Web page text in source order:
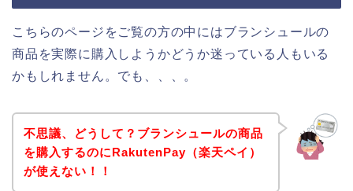
こちらのページをご覧の方の中にはブランシュールの
商品を実際に購入しようかどうか迷っている人もいる
かもしれません。でも、、、。
不思議、どうして？ブランシュールの商品
を購入するのにRakutenPay（楽天ペイ）
が使えない！！